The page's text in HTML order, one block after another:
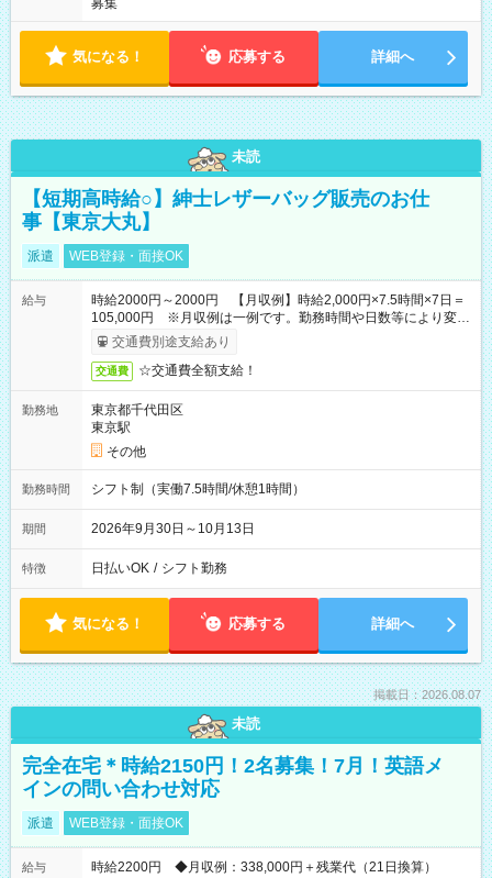
募集
気になる！ 応募する 詳細へ
未読
【短期高時給○】紳士レザーバッグ販売のお仕
事【東京大丸】
派遣 WEB登録・面接OK
給与
時給2000円～2000円 【月収例】時給2,000円×7.5時間×7日＝
105,000円 ※月収例は一例です。勤務時間や日数等により変動
いたします。
交通費別途支給あり
交通費 ☆交通費全額支給！
勤務地
東京都千代田区
東京駅
その他
勤務時間 シフト制（実働7.5時間/休憩1時間）
期間 2026年9月30日～10月13日
特徴 日払いOK / シフト勤務
気になる！ 応募する 詳細へ
掲載日：2026.08.07
未読
完全在宅＊時給2150円！2名募集！7月！英語メ
インの問い合わせ対応
派遣 WEB登録・面接OK
給与
時給2200円 ◆月収例：338,000円＋残業代（21日換算）